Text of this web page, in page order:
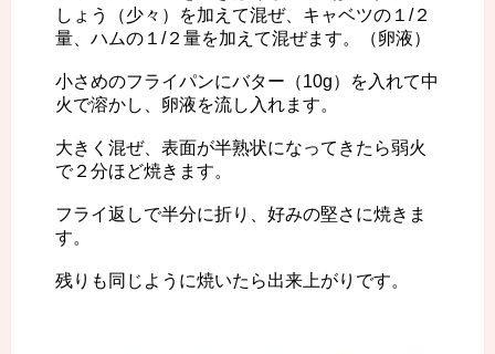
しょう（少々）を加えて混ぜ、キャベツの１/２
量、ハムの１/２量を加えて混ぜます。（卵液）
小さめのフライパンにバター（10g）を入れて中
火で溶かし、卵液を流し入れます。
大きく混ぜ、表面が半熟状になってきたら弱火
で２分ほど焼きます。
フライ返しで半分に折り、好みの堅さに焼きま
す。
残りも同じように焼いたら出来上がりです。